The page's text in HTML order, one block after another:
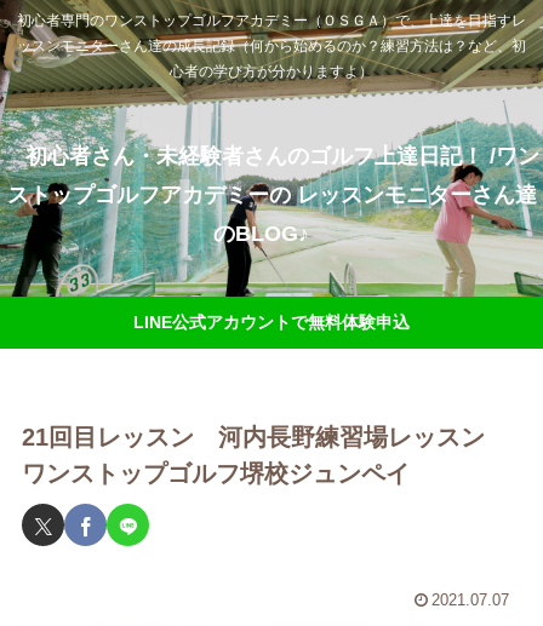
初心者専門のワンストップゴルフアカデミー（ＯＳＧＡ）で、上達を目指すレ
ッスンモニターさん達の成長記録（何から始めるのか？練習方法は？など、初
心者の学び方が分かりますよ）
初心者さん・未経験者さんのゴルフ上達日記！ /ワン
ストップゴルフアカデミーの レッスンモニターさん達
のBLOG♪
LINE公式アカウントで無料体験申込
21回目レッスン 河内長野練習場レッスン
ワンストップゴルフ堺校ジュンペイ
2021.07.07